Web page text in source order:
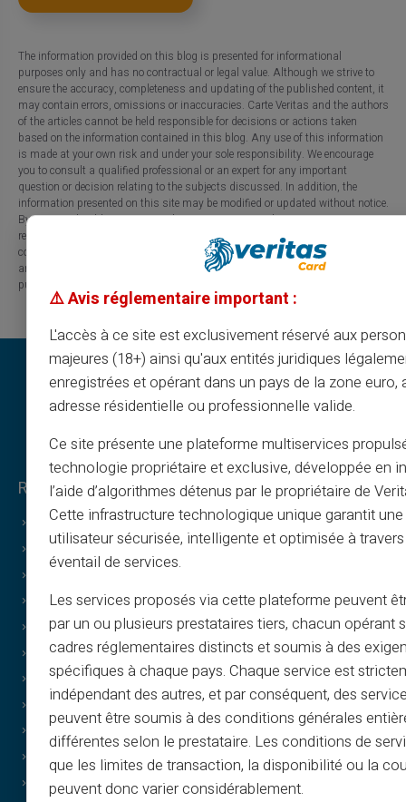
The information provided on this blog is presented for informational
purposes only and has no contractual or legal value. Although we strive to
ensure the accuracy, completeness and updating of the published content, it
may contain errors, omissions or inaccuracies. Carte Veritas and the authors
of the articles cannot be held responsible for decisions or actions taken
based on the information contained in this blog. Any use of this information
is made at your own risk and under your sole responsibility. We encourage
you to consult a qualified professional or an expert for any important
question or decision relating to the subjects discussed. In addition, the
information presented on this site may be modified or updated without notice.
By visiting this blog, you agree that Carte Veritas and its partners are
released from any liability concerning losses, direct or indirect damages, or
consequences arising from the use of the contents of this site, whether they
are linked to errors, omissions or the interpretation of the information
published.
Rechtliches & Bedingungen
Allgemeine Geschäftsbedingungen
Nutzungsbedingungen
Cookie-Richtlinie
FAQ
Tutorials
Bedingungen – Empfehlungsprogramm
Richtlinie für Druck und Bildnutzung
Bedingungen für Geschenkkarten
Cashback-Bedingungen
⚠️ Avis réglementaire important :
L'accès à ce site est exclusivement réservé aux
majeures (18+) ainsi qu'aux entités juridiques
enregistrées et opérant dans un pays de la zone euro,
adresse résidentielle ou professionnelle valide.
Ce site présente une plateforme multiservices
technologie propriétaire et exclusive, développée en
l’aide d’algorithmes détenus par le propriétaire de
Cette infrastructure technologique unique garantit
utilisateur sécurisée, intelligente et optimisée à
éventail de services.
Les services proposés via cette plateforme peuvent
par un ou plusieurs prestataires tiers, chacun opérant
cadres réglementaires distincts et soumis à des
spécifiques à chaque pays. Chaque service est
indépendant des autres, et par conséquent, des
peuvent être soumis à des conditions générales
différentes selon le prestataire. Les conditions de
que les limites de transaction, la disponibilité ou la
peuvent donc varier considérablement.